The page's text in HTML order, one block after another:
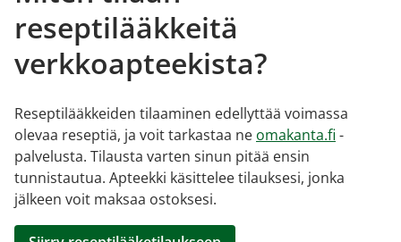
reseptilääkkeitä
verkkoapteekista?
Reseptilääkkeiden tilaaminen edellyttää voimassa
olevaa reseptiä, ja voit tarkastaa ne omakanta.fi -
palvelusta. Tilausta varten sinun pitää ensin
tunnistautua. Apteekki käsittelee tilauksesi, jonka
jälkeen voit maksaa ostoksesi.